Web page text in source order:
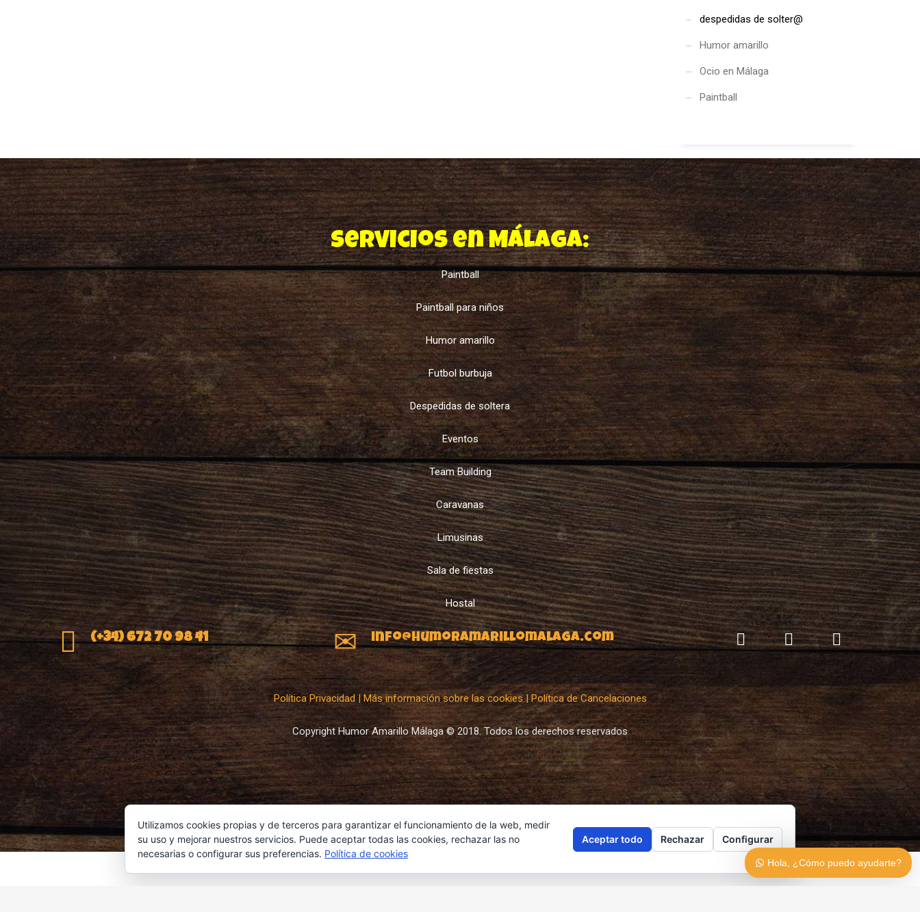
Hola, ¿Cómo puedo ayudarte?
despedidas de solter@
Humor amarillo
Ocio en Málaga
Paintball
Servicios en Málaga:
Paintball
Paintball para niños
Humor amarillo
Futbol burbuja
Despedidas de soltera
Eventos
Team Building
Caravanas
Limusinas
Sala de fiestas
Hostal
(+34) 672 70 98 41 info@humoramarillomalaga.com
Política Privacidad|Más información sobre las cookies|Política de Cancelaciones
Copyright Humor Amarillo Málaga © 2018. Todos los derechos reservados
Utilizamos cookies propias y de terceros para garantizar el funcionamiento de la web, medir
su uso y mejorar nuestros servicios. Puede aceptar todas las cookies, rechazar las no
necesarias o configurar sus preferencias. Política de cookies
Aceptar todo Rechazar Configurar